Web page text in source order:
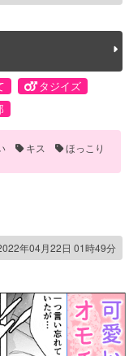
タジイズ
キス ほっこり
年04月22日 01時49分